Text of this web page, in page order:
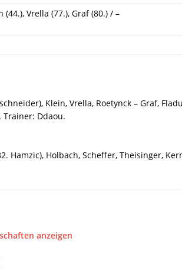
Vrella (77.), Graf (80.) / –
Klein, Vrella, Roetynck – Graf,
Trainer: Ddaou.
Hamzic), Holbach, Scheffer, Theisinger,
anzeigen